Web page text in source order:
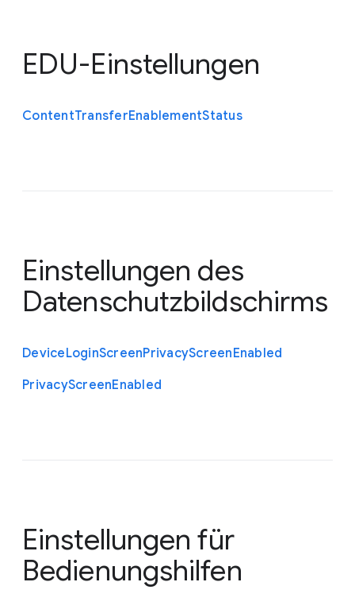
EDU-Einstellungen
ContentTransferEnablementStatus
Einstellungen des
Datenschutzbildschirms
DeviceLoginScreenPrivacyScreenEnabled
PrivacyScreenEnabled
Einstellungen für
Bedienungshilfen